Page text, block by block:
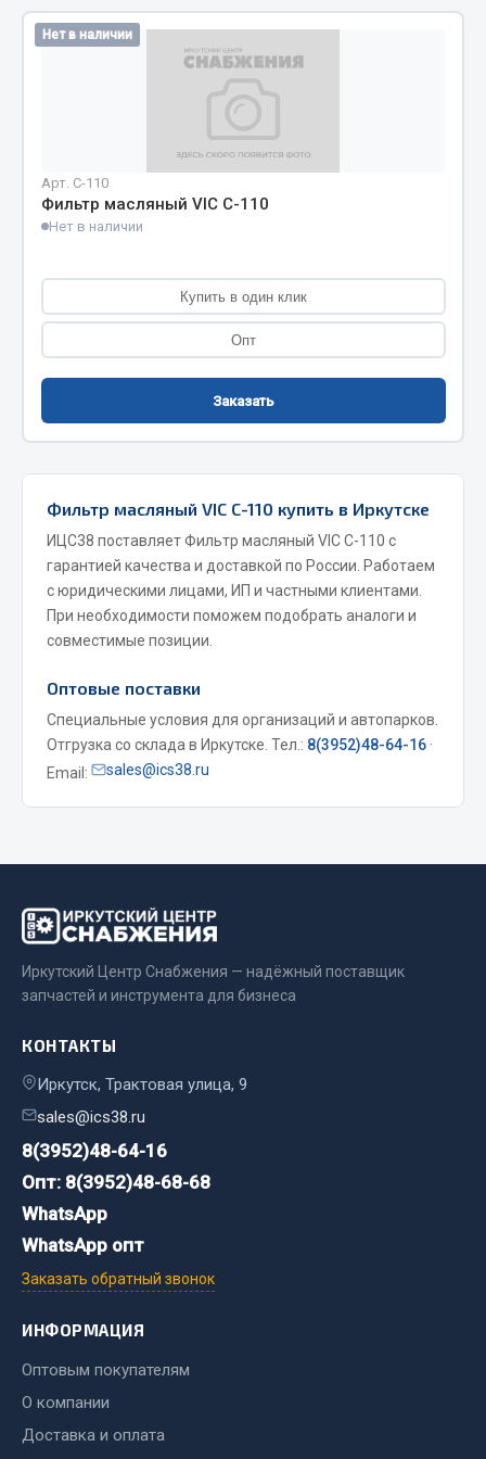
Кольца стопорные
Весь раздел
Соединительные элементы
Camozzi
Адаптеры и переходники
Тройники
Угольники
Фитинги
Штуцеры
Автомобильный инструмент
Измерительный инструмент
Крепежный инструмент
Слесарный инструмент
Показать ещё
Весь раздел
Цепи подъёмные
Весь раздел
РТИ
Кольца уплотнительные
Лента конвейерная
Паронит
Нет в наличии
Арт. C-110
Фильтр масляный VIC C-110
Нет в наличии
Купить в один клик
Опт
Заказать
Фильтр масляный VIC C-110 купить в Иркутске
ИЦС38 поставляет Фильтр масляный VIC C-110 с
гарантией качества и доставкой по России. Работаем
с юридическими лицами, ИП и частными клиентами.
При необходимости поможем подобрать аналоги и
совместимые позиции.
Оптовые поставки
Специальные условия для организаций и автопарков.
Отгрузка со склада в Иркутске. Тел.: 8(3952)48-64-16 ·
Email:
sales@ics38.ru
Иркутский Центр Снабжения — надёжный поставщик
запчастей и инструмента для бизнеса
КОНТАКТЫ
Иркутск, Трактовая улица, 9
sales@ics38.ru
8(3952)48-64-16
Опт: 8(3952)48-68-68
WhatsApp
WhatsApp опт
Заказать обратный звонок
ИНФОРМАЦИЯ
Оптовым покупателям
О компании
Доставка и оплата